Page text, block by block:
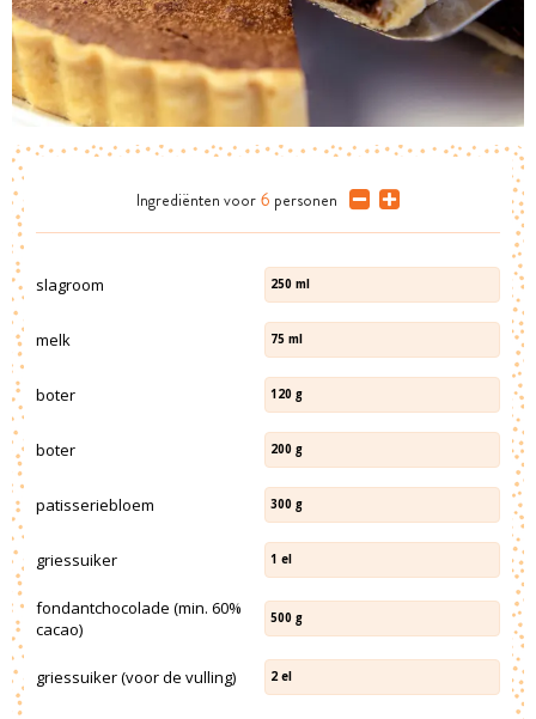
Ingrediënten voor 6 personen
slagroom 250 ml
melk 75 ml
boter 120 g
boter 200 g
patisseriebloem 300 g
griessuiker 1 el
fondantchocolade (min. 60%
cacao)
500 g
griessuiker (voor de vulling) 2 el